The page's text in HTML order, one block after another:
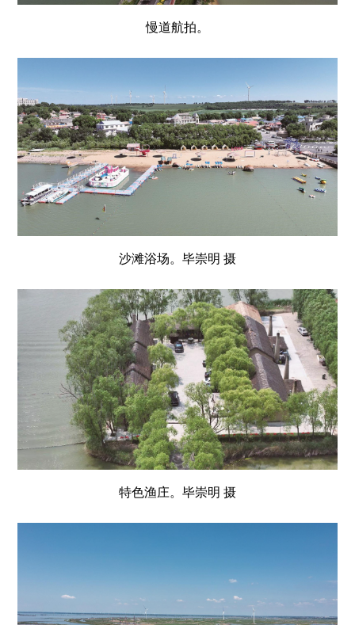
慢道航拍。
沙滩浴场。毕崇明 摄
特色渔庄。毕崇明 摄